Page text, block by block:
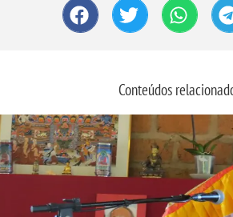
Conteúdos